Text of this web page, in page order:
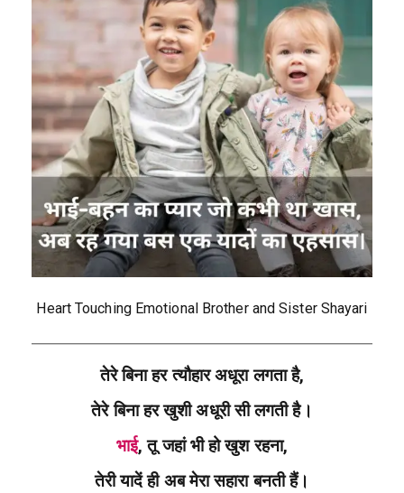
Heart Touching Emotional Brother and Sister Shayari
तेरे बिना हर त्यौहार अधूरा लगता है,
तेरे बिना हर खुशी अधूरी सी लगती है।
भाई, तू जहां भी हो खुश रहना,
तेरी यादें ही अब मेरा सहारा बनती हैं।